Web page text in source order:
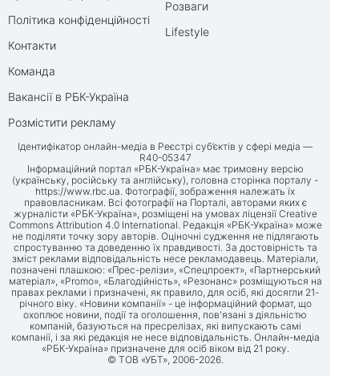
Політика конфіденційності
Контакти
Команда
Вакансії в РБК-Україна
Розмістити рекламу
Розваги
Lifestyle
Ідентифікатор онлайн-медіа в Реєстрі суб’єктів у сфері медіа —
R40-05347
Інформаційний портал «РБК-Україна» має тримовну версію
(українську, російську та англійську), головна сторінка порталу -
https://www.rbc.ua. Фотографії, зображення належать їх
правовласникам. Всі фотографії на Порталі, авторами яких є
журналісти «РБК-Україна», розміщені на умовах ліцензії Creative
Commons Attribution 4.0 International. Редакція «РБК-Україна» може
не поділяти точку зору авторів. Оціночні судження не підлягають
спростуванню та доведенню їх правдивості. За достовірність та
зміст реклами відповідальність несе рекламодавець. Матеріали,
позначені плашкою: «Прес-релізи», «Спецпроект», «Партнерський
матеріал», «Promo», «Благодійність», «Резонанс» розміщуються на
правах реклами і призначені, як правило, для осіб, які досягли 21-
річного віку. «Новини компанії» - це інформаційний формат, що
охоплює новини, події та оголошення, пов'язані з діяльністю
компаній, базуються на пресрелізах, які випускають самі
компанії, і за які редакція не несе відповідальність. Онлайн-медіа
«РБК-Україна» призначене для осіб віком від 21 року.
© ТОВ «УБТ», 2006-2026.